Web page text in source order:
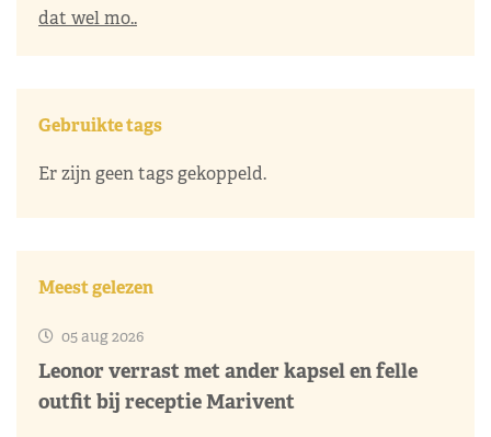
dat wel mo..
Gebruikte tags
Er zijn geen tags gekoppeld.
Meest gelezen
05 aug 2026
Leonor verrast met ander kapsel en felle
outfit bij receptie Marivent